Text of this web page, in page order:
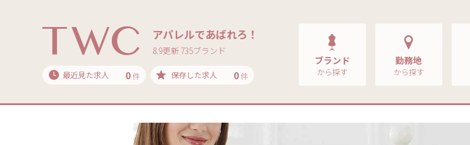
アパレルであばれろ！
8.9更新 735ブランド
最近見た求人 0件 保存した求人 0件
ブランド
から探す
勤務地
から探す